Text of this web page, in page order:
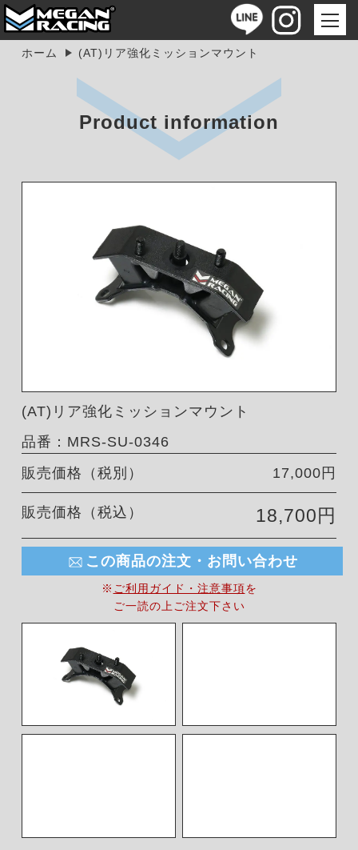
ホーム (AT)リア強化ミッションマウント
Product information
(AT)リア強化ミッションマウント
品番：MRS-SU-0346
販売価格（税別）
17,000円
販売価格（税込） 18,700円
この商品の注文・お問い合わせ
※ ご利用ガイド・注意事項を
ご一読の上ご注文下さい